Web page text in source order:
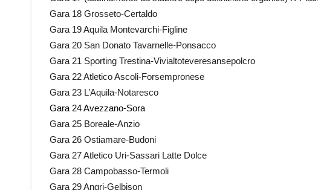
Gara 18 Grosseto-Certaldo
Gara 19 Aquila Montevarchi-Figline
Gara 20 San Donato Tavarnelle-Ponsacco
Gara 21 Sporting Trestina-Vivialtoteveresansepolcro
Gara 22 Atletico Ascoli-Forsempronese
Gara 23 L’Aquila-Notaresco
Gara 24 Avezzano-Sora
Gara 25 Boreale-Anzio
Gara 26 Ostiamare-Budoni
Gara 27 Atletico Uri-Sassari Latte Dolce
Gara 28 Campobasso-Termoli
Gara 29 Angri-Gelbison